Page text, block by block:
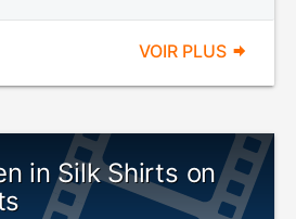
VOIR PLUS
in Silk Shirts on